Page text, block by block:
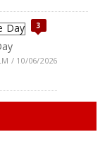
3
/ 10/06/2026